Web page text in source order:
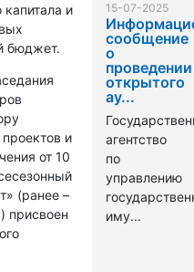
капитала и
бюджет.
и
от 10
(ранее –
присвоен
15-07-2025
сообщение
о
проведении
открытого
ау...
агентство
по
управлению
иму...